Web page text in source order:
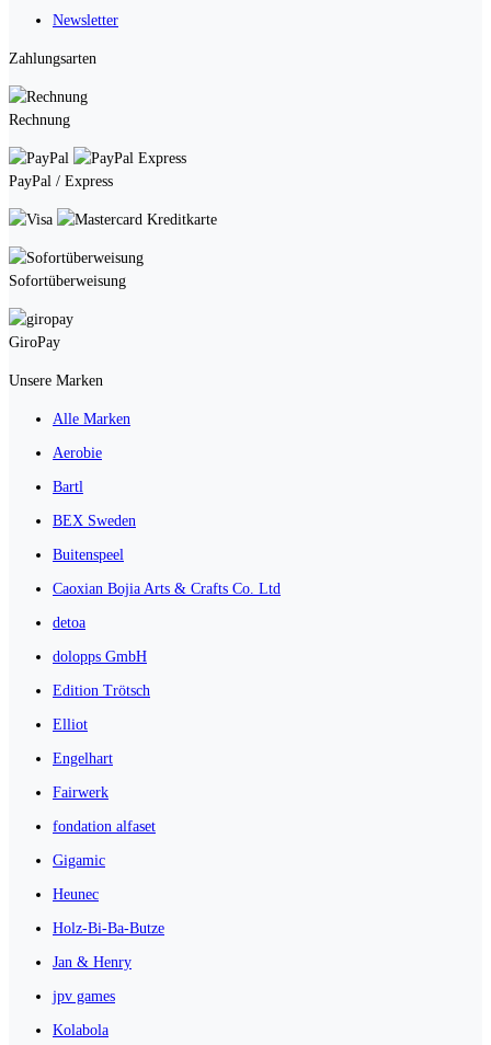
Newsletter
Zahlungsarten
Rechnung
PayPal / Express
Kreditkarte
Sofortüberweisung
GiroPay
Unsere Marken
Alle Marken
Aerobie
Bartl
BEX Sweden
Buitenspeel
Caoxian Bojia Arts & Crafts Co. Ltd
detoa
dolopps GmbH
Edition Trötsch
Elliot
Engelhart
Fairwerk
fondation alfaset
Gigamic
Heunec
Holz-Bi-Ba-Butze
Jan & Henry
jpv games
Kolabola